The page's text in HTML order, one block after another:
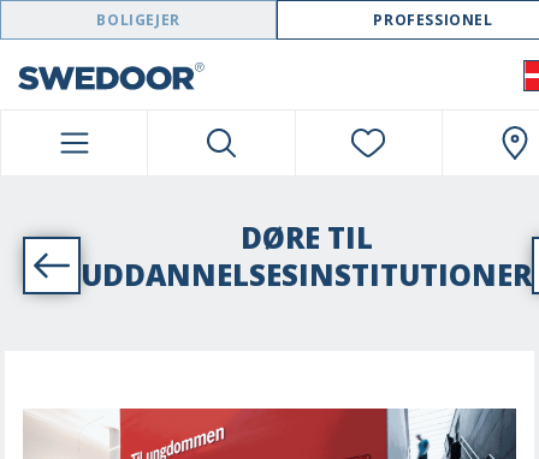
SWEDOOR NAVIGATION
BOLIGEJER PROFESSIONEL
DØRE TIL
UDDANNELSESINSTITUTIONER